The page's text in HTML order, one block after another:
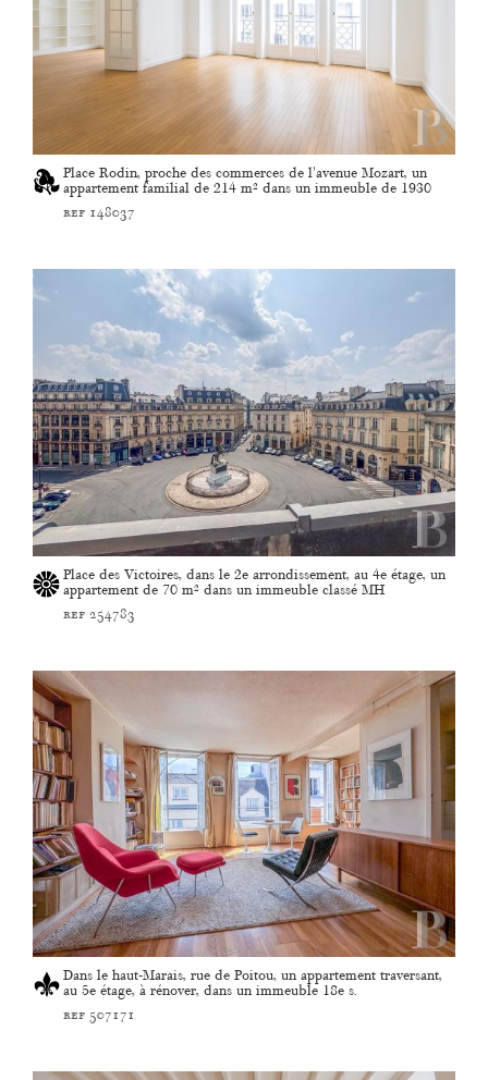
Place Rodin, proche des commerces de l'avenue Mozart, un
appartement familial de 214 m² dans un immeuble de 1930
ref 148037
Place des Victoires, dans le 2e arrondissement, au 4e étage, un
appartement de 70 m² dans un immeuble classé MH
ref 254783
Dans le haut-Marais, rue de Poitou, un appartement traversant,
au 5e étage, à rénover, dans un immeuble 18e s.
ref 507171